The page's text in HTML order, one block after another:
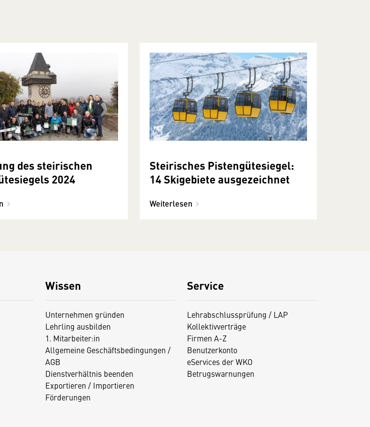
des steirischen
2024
Steirisches Pistengütesiegel:
14 Skigebiete ausgezeichnet
Weiterlesen
Wissen
Unternehmen gründen
Lehrling ausbilden
1. Mitarbeiter:in
Allgemeine Geschäftsbedingungen /
AGB
Dienstverhältnis beenden
Exportieren / Importieren
Förderungen
Service
Lehrabschlussprüfung / LAP
Kollektivverträge
Firmen A-Z
Benutzerkonto
eServices der WKO
Betrugswarnungen